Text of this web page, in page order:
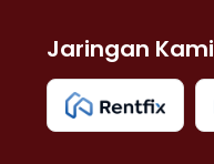
Jaringan Kami